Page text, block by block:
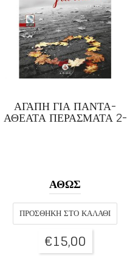
ΑΓΑΠΗ ΓΙΑ ΠΑΝΤΑ-
ΑΘΕΑΤΑ ΠΕΡΑΣΜΑΤΑ 2-
ΑΘΩΣ
ΠΡΟΣΘΉΚΗ ΣΤΟ ΚΑΛΆΘΙ
€15,00